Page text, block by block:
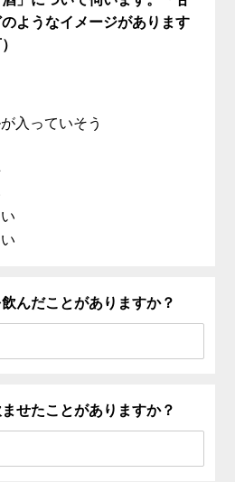
ようなイメージがあります
入っていそう
んだことがありますか？
せたことがありますか？